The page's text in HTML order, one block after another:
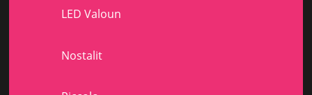
LED Valoun
Nostalit